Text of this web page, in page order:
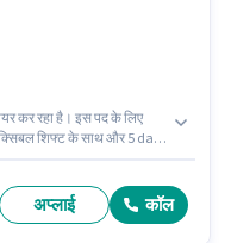
कर रहा है। इस पद के लिए
शिफ्ट के साथ और 5 days
अप्लाई कॉल